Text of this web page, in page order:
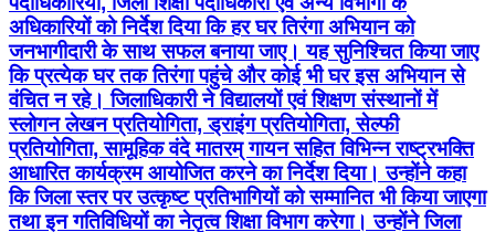
अधिकारियों को निर्देश दिया कि हर घर तिरंगा अभियान को
जनभागीदारी के साथ सफल बनाया जाए। यह सुनिश्चित किया जाए
कि प्रत्येक घर तक तिरंगा पहुंचे और कोई भी घर इस अभियान से
वंचित न रहे। जिलाधिकारी ने विद्यालयों एवं शिक्षण संस्थानों में
स्लोगन लेखन प्रतियोगिता, ड्राइंग प्रतियोगिता, सेल्फी
प्रतियोगिता, सामूहिक वंदे मातरम् गायन सहित विभिन्न राष्ट्रभक्ति
आधारित कार्यक्रम आयोजित करने का निर्देश दिया। उन्होंने कहा
कि जिला स्तर पर उत्कृष्ट प्रतिभागियों को सम्मानित भी किया जाएगा
तथा इन गतिविधियों का नेतृत्व शिक्षा विभाग करेगा। उन्होंने जिला